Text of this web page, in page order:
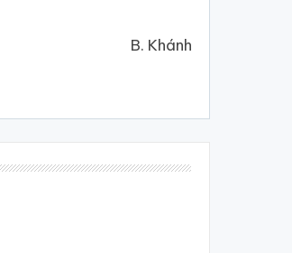
B. Khánh